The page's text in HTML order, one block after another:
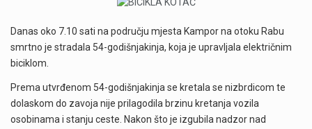
Danas oko 7.10 sati na području mjesta Kampor na otoku Rabu
smrtno je stradala 54-godišnjakinja, koja je upravljala električnim
biciklom.
Prema utvrđenom 54-godišnjakinja se kretala se nizbrdicom te
dolaskom do zavoja nije prilagodila brzinu kretanja vozila
osobinama i stanju ceste. Nakon što je izgubila nadzor nad